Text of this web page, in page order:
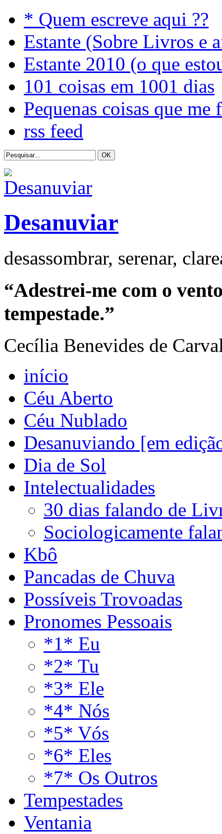
* Quem escreve aqui ??
Estante (Sobre Livros e
Estante 2010 (o que
101 coisas em 1001 dias
Pequenas coisas que me
rss feed
Desanuviar
desassombrar, serenar,
“Adestrei-me com o
tempestade.”
Cecília Benevides de
início
Céu Aberto
Céu Nublado
Desanuviando [em
Dia de Sol
Intelectualidades
30 dias falando de
Sociologicamente
Kbô
Pancadas de Chuva
Possíveis Trovoadas
Pronomes Pessoais
*1* Eu
*2* Tu
*3* Ele
*4* Nós
*5* Vós
*6* Eles
*7* Os Outros
Tempestades
Ventania